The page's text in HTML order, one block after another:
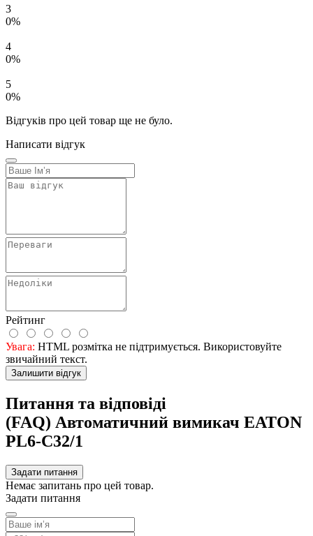
3
0%
4
0%
5
0%
Відгуків про цей товар ще не було.
Написати відгук
Рейтинг
Увага: HTML розмітка не підтримується. Використовуйте
звичайний текст.
Залишити відгук
Питання та відповіді
(FAQ) Автоматичний вимикач EATON
PL6-C32/1
Задати питання
Немає запитань про цей товар.
Задати питання